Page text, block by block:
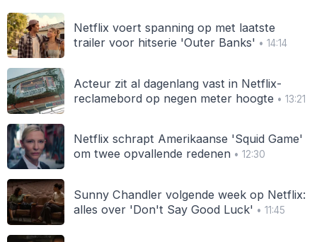
Netflix voert spanning op met laatste
trailer voor hitserie 'Outer Banks' • 14:14
Acteur zit al dagenlang vast in Netflix-
reclamebord op negen meter hoogte • 13:21
Netflix schrapt Amerikaanse 'Squid Game'
om twee opvallende redenen• 12:30
Sunny Chandler volgende week op Netflix:
alles over 'Don't Say Good Luck' • 11:45